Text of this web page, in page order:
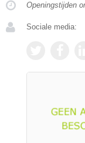
Openingstijden
Sociale media: